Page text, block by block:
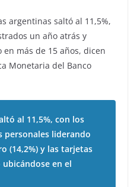
argentinas saltó al 11,5%,
un año atrás y
más de 15 años, dicen
Monetaria del Banco
al 11,5%, con los
personales liderando
(14,2%) y las tarjetas
en el